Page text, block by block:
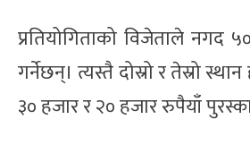
प्रतियोगिताको विजेताले नगद
गर्नेछन्। त्यस्तै दोस्रो र तेस्रो
३० हजार र २० हजार रुपैयाँ